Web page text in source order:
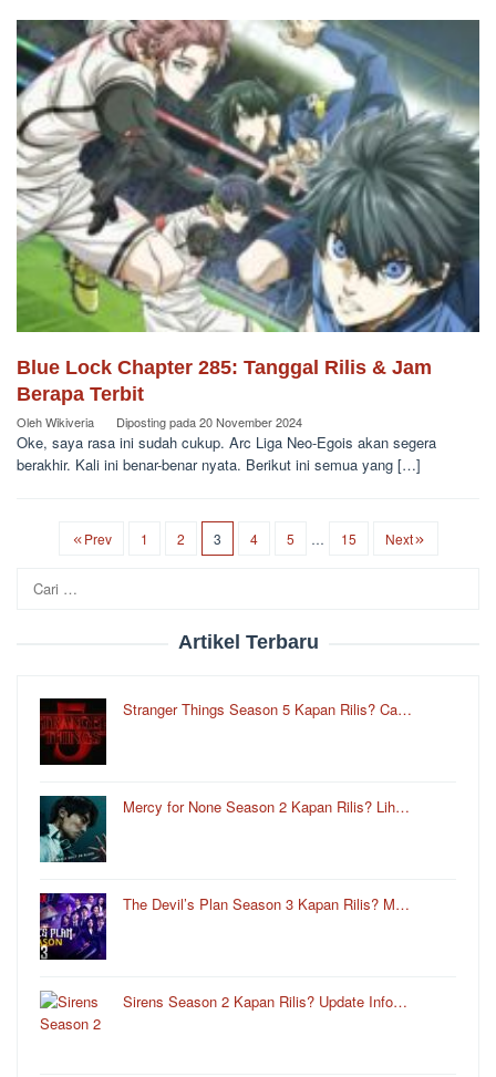
Blue Lock Chapter 285: Tanggal Rilis & Jam
Berapa Terbit
OlehWikiveria Diposting pada20 November 2024
Oke, saya rasa ini sudah cukup. Arc Liga Neo-Egois akan segera
berakhir. Kali ini benar-benar nyata. Berikut ini semua yang […]
Prev 1 2 3 4 5 … 15 Next
untuk:
Artikel Terbaru
Stranger Things Season 5 Kapan Rilis? Ca…
Mercy for None Season 2 Kapan Rilis? Lih…
The Devil’s Plan Season 3 Kapan Rilis? M…
Sirens Season 2 Kapan Rilis? Update Info…